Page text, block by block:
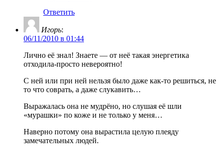
Ответить
Игорь:
06/11/2010 в 01:44
Лично её знал! Знаете — от неё такая энергетика
отходила-просто невероятно!
С ней или при ней нельзя было даже как-то решиться, не
то что соврать, а даже слукавить…
Выражалась она не мудрёно, но слушая её шли
«мурашки» по коже и не только у меня…
Наверно потому она вырастила целую плеяду
замечательных людей.